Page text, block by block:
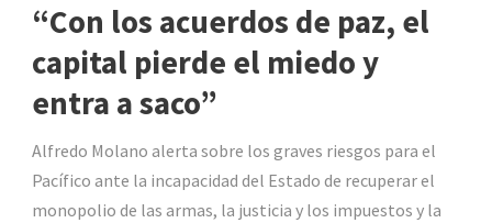
“Con los acuerdos de paz, el
capital pierde el miedo y
entra a saco”
Alfredo Molano alerta sobre los graves riesgos para el
Pacífico ante la incapacidad del Estado de recuperar el
monopolio de las armas, la justicia y los impuestos y la